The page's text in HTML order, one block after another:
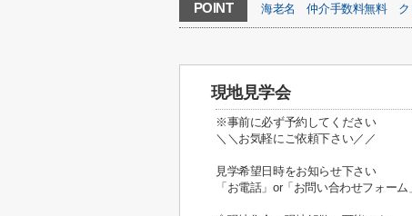
POINT 海老名 仲介手数料無料
現地見学会
※事前に必ず予約してください
＼＼お気軽にご依頼下さい／／
見学希望日時をお知らせ下さい
「お電話」or「お問い合わせフォーム